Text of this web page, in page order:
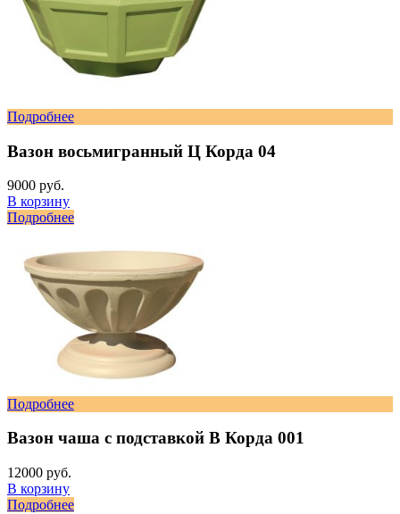
Подробнее
Вазон восьмигранный Ц Корда 04
9000 руб.
В корзину
Подробнее
Подробнее
Вазон чаша с подставкой В Корда 001
12000 руб.
В корзину
Подробнее